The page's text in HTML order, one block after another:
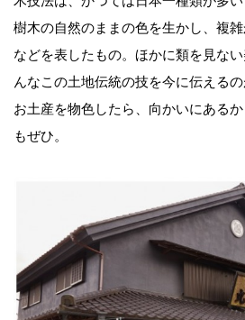
樹木の自然のままの色を生かし、複
などを表したもの。ほかに類を見な
んなこの土地伝統の技を今に伝えるの
お土産を物色したら、向かいにある
もぜひ。